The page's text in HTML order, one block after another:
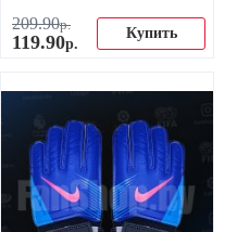
209.90р.
119.90р.
Купить